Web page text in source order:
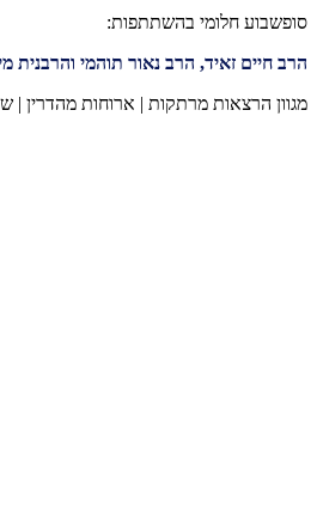
סופשבוע חלומי בהשתתפות:
הרב חיים זאיד, הרב נאור תוהמי
מגוון הרצאות מרתקות | ארוחות מהדרין |